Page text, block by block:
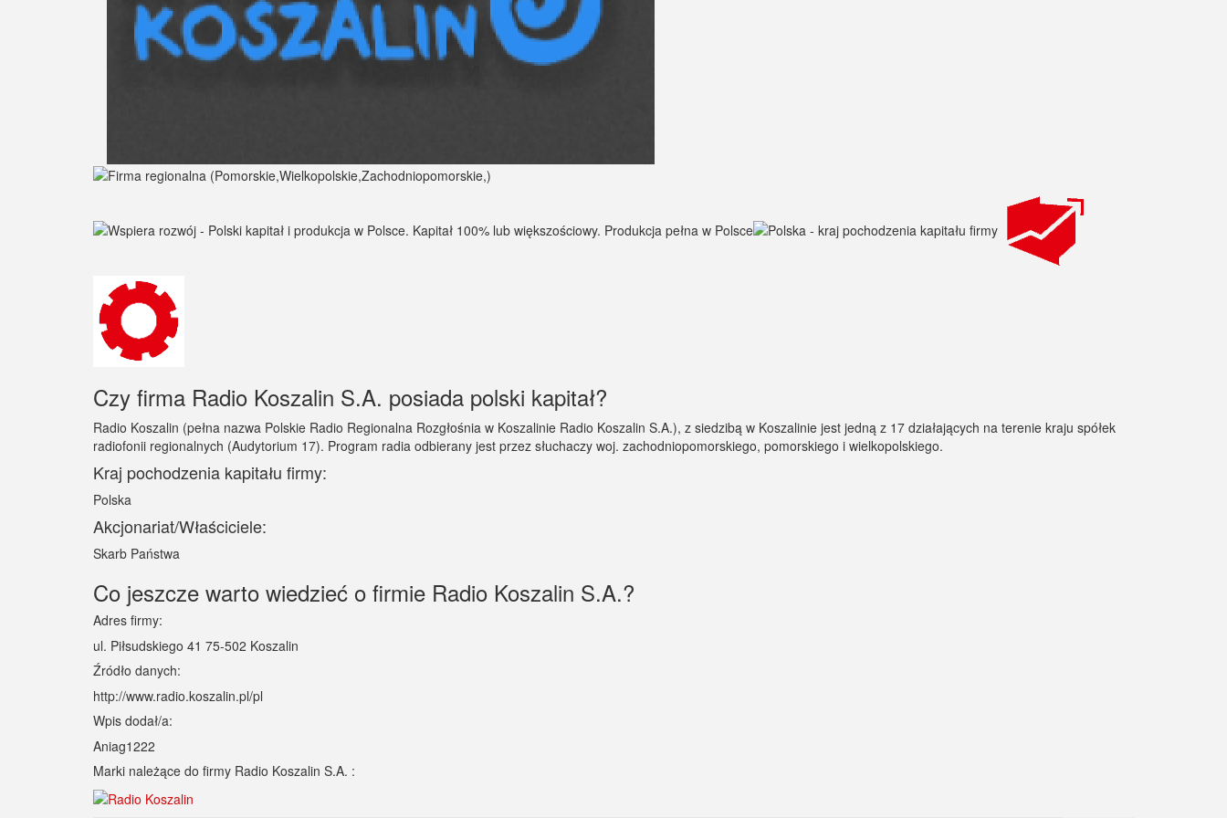
Czy firma Radio Koszalin S.A. posiada polski kapitał?
Radio Koszalin (pełna nazwa Polskie Radio Regionalna Rozgłośnia w Koszalinie Radio Koszalin S.A.), z siedzibą w Koszalinie jest jedną z 17 działających na terenie kraju spółek
radiofonii regionalnych (Audytorium 17). Program radia odbierany jest przez słuchaczy woj. zachodniopomorskiego, pomorskiego i wielkopolskiego.
Kraj pochodzenia kapitału firmy:
Polska
Akcjonariat/Właściciele:
Skarb Państwa
Co jeszcze warto wiedzieć o firmie Radio Koszalin S.A.?
Adres firmy:
ul. Piłsudskiego 41 75-502 Koszalin
Źródło danych:
http://www.radio.koszalin.pl/pl
Wpis dodał/a:
Aniag1222
Marki należące do firmy Radio Koszalin S.A. :